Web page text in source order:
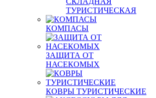
ТУРИСТИЧЕСКАЯ
КОМПАСЫ
ЗАЩИТА ОТ
НАСЕКОМЫХ
КОВРЫ ТУРИСТИЧЕСКИЕ